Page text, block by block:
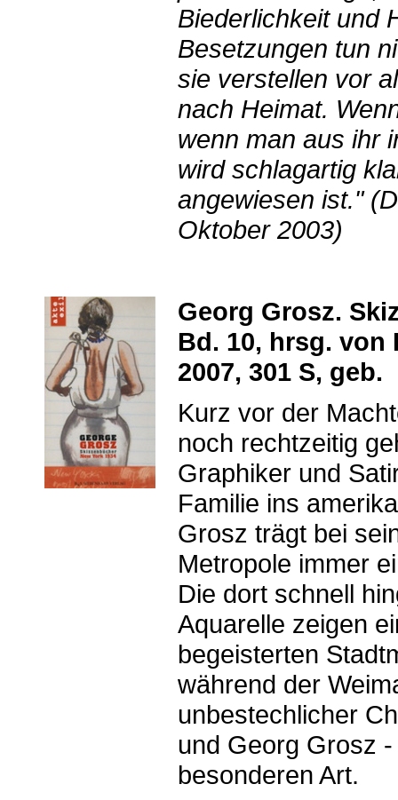
Biederlichkeit und
Besetzungen tun
sie verstellen vor
nach Heimat.
wenn man aus ihr
wird schlagartig
angewiesen ist."
Oktober 2003)
Georg Grosz.
Bd. 10, hrsg. von
2007, 301 S, geb.
Kurz vor der
noch rechtzeitig
Graphiker und
Familie ins
Grosz trägt bei
Metropole immer
Die dort schnell
Aquarelle zeigen
begeisterten
während der
unbestechlicher
und Georg Grosz
besonderen Art.